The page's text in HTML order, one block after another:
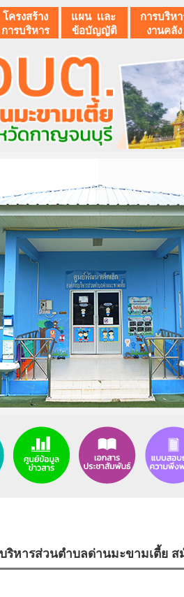
โครงสร้าง
การบริหาร
แผน เเละ
ข้อบัญญัติ
การบริห
งานคลัง
ริหารส่วนตำบลด่านมะขามเตี้ย